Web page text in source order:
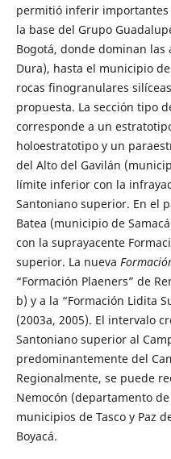
permitió inferir importantes
la base del Grupo
Bogotá, donde dominan las
Dura), hasta el municipio
rocas finogranulares
propuesta. La sección tipo
corresponde a un
holoestratotipo y un
del Alto del Gavilán
límite inferior con la
Santoniano superior. En el
Batea (municipio de
con la suprayacente
superior. La nueva
“Formación Plaeners” de
b) y a la “Formación Lidita
(2003a, 2005). El intervalo
Santoniano superior al
predominantemente del
Regionalmente, se puede
Nemocón (departamento
municipios de Tasco y Paz
Boyacá.